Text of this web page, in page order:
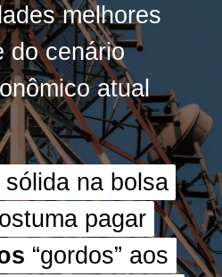
melhores
do cenário
atual
melhores
do cenário
atual
na bolsa
pagar
“gordos” aos
na bolsa
pagar
“gordos” aos